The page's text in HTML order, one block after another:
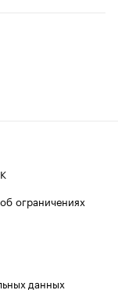
ограничениях
данных